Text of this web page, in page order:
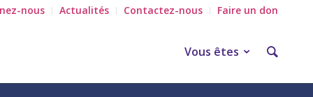
nous Actualités Contactez-nous Faire un don
Vous êtes